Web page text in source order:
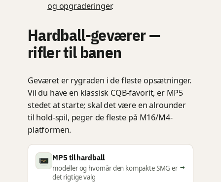
og opgraderinger.
Hardball-geværer —
rifler til banen
Geværet er rygraden i de fleste opsætninger.
Vil du have en klassisk CQB-favorit, er MP5
stedet at starte; skal det være en alrounder
til hold-spil, peger de fleste på M16/M4-
platformen.
MP5 til hardball
modeller og hvornår den kompakte SMG er
det rigtige valg
→